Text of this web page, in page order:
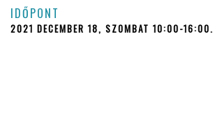
IDŐPONT
2021 DECEMBER 18, SZOMBAT 10:00-16:00.